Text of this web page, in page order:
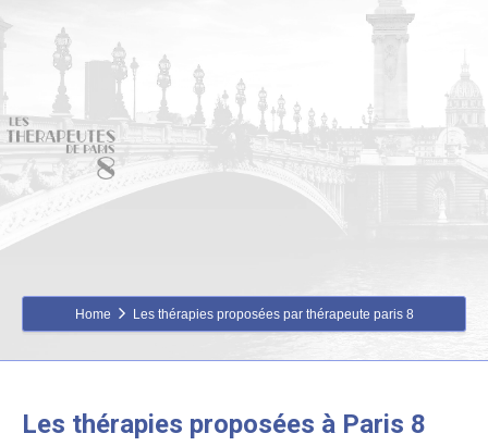
Home Les thérapies proposées par thérapeute paris 8
Les thérapies proposées à Paris 8